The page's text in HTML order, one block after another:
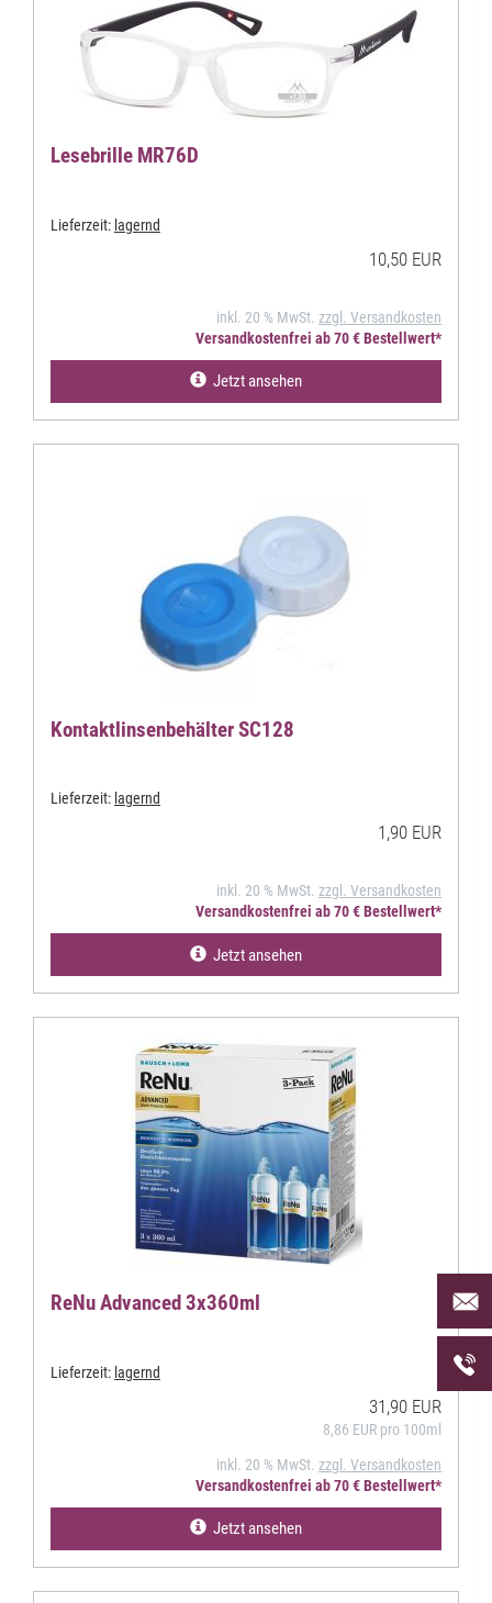
Lesebrille MR76D
Lieferzeit: lagernd
10,50 EUR
inkl. 20 % MwSt. zzgl. Versandkosten
Versandkostenfrei ab 70 € Bestellwert*
Jetzt ansehen
Kontaktlinsenbehälter SC128
Lieferzeit: lagernd
1,90 EUR
inkl. 20 % MwSt. zzgl. Versandkosten
Versandkostenfrei ab 70 € Bestellwert*
Jetzt ansehen
ReNu Advanced 3x360ml
Lieferzeit: lagernd
31,90 EUR
8,86 EUR pro 100ml
inkl. 20 % MwSt. zzgl. Versandkosten
Versandkostenfrei ab 70 € Bestellwert*
Jetzt ansehen
Per
uns
uns